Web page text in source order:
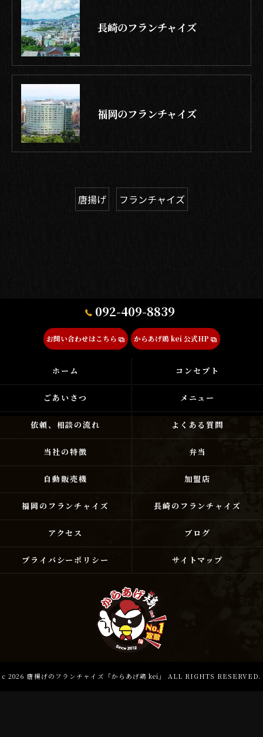
長崎のフランチャイズ
福岡のフランチャイズ
唐揚げ フランチャイズ
092-409-8839
お問い合わせはこちら からあげ鶏 kei 公式HP
ホーム コンセプト
ごあいさつ メニュー
依頼、相談の流れ よくある質問
当社の特徴 弁当
自動販売機 加盟店
福岡のフランチャイズ 長崎のフランチャイズ
アクセス ブログ
プライバシーポリシー サイトマップ
c 2026 唐揚げのフランチャイズ「からあげ鶏 kei」 ALL RIGHTS RESERVED.